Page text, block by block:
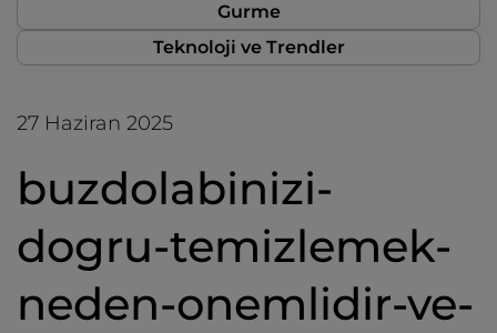
Gurme
Teknoloji ve Trendler
27 Haziran 2025
buzdolabinizi-
dogru-temizlemek-
neden-onemlidir-ve-